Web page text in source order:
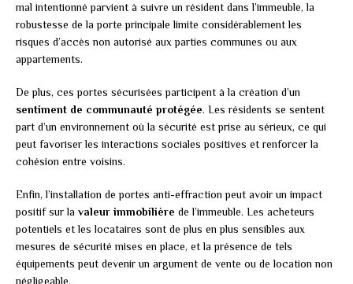
mal intentionné parvient à suivre un résident dans l’immeuble, la
robustesse de la porte principale limite considérablement les
risques d’accès non autorisé aux parties communes ou aux
appartements.
De plus, ces portes sécurisées participent à la création d’un
sentiment de communauté protégée. Les résidents se sentent
part d’un environnement où la sécurité est prise au sérieux, ce qui
peut favoriser les interactions sociales positives et renforcer la
cohésion entre voisins.
Enfin, l’installation de portes anti-effraction peut avoir un impact
positif sur la valeur immobilière de l’immeuble. Les acheteurs
potentiels et les locataires sont de plus en plus sensibles aux
mesures de sécurité mises en place, et la présence de tels
équipements peut devenir un argument de vente ou de location non
négligeable.